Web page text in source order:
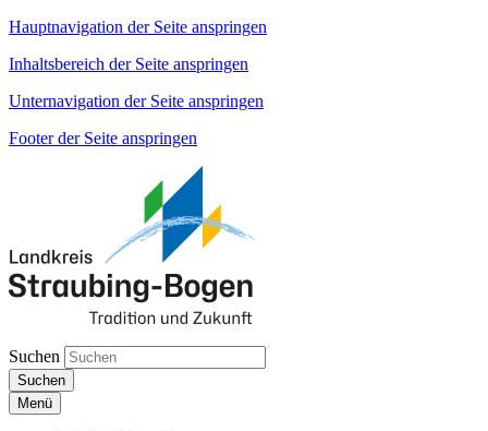
Hauptnavigation der Seite anspringen
Inhaltsbereich der Seite anspringen
Unternavigation der Seite anspringen
Footer der Seite anspringen
Suchen
Suchen
Menü